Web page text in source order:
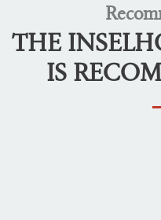
THE
IS